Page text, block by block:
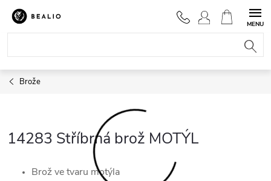
Přejít
obsah
NÁKUPNÍ
KOŠÍK
Brože
14283 Stříbrná brož MOTÝL
Brož ve tvaru motýla